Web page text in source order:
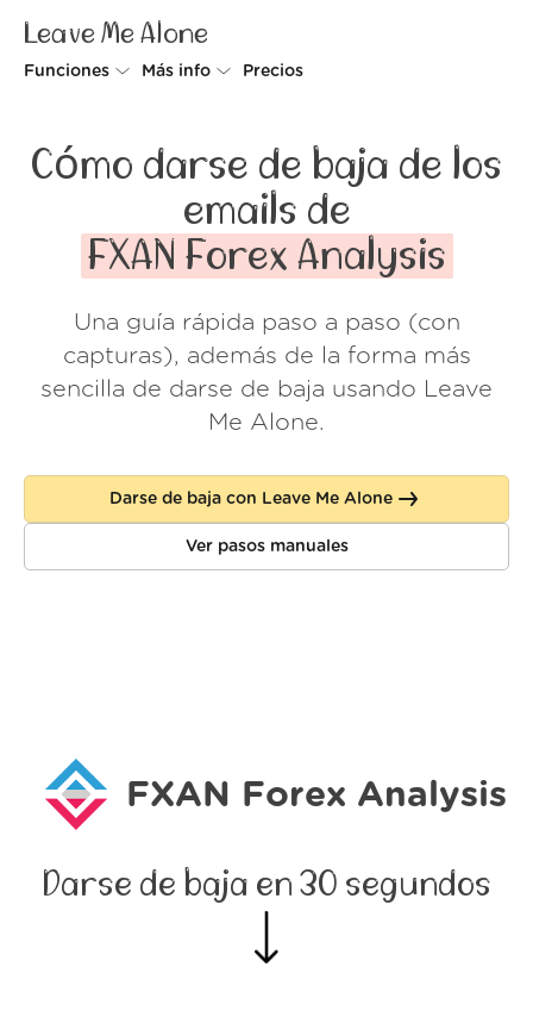
Leave Me Alone
Funciones
Screener
Spam Blocker
Do-not-disturb
Más info
Seguridad
Muro de amor
Nosotros
Acceder
Precios
Cómo darse de baja de los
emails de
FXAN Forex Analysis
Una guía rápida paso a paso (con
capturas), además de la forma más
sencilla de darse de baja usando Leave
Me Alone.
Darse de baja con Leave Me Alone
Ver pasos manuales
FXAN Forex Analysis
Darse de baja en 30 segundos